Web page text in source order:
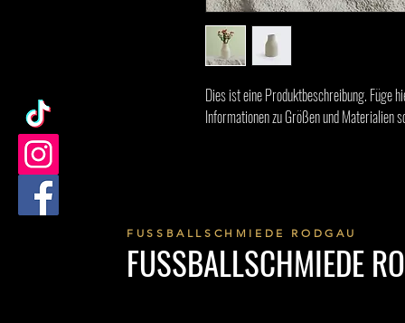
Dies ist eine Produktbeschreibung. Füge
Informationen zu Größen und Materialien
FUSSBALLSCHMIEDE RODGAU
FUSSBALLSCHMIEDE